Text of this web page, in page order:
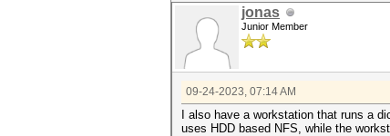
jonas
Junior Member
09-24-2023, 07:14 AM
I also have a workstation that runs a
uses HDD based NFS, while the